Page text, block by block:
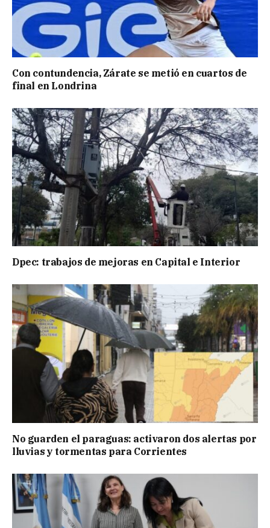
Con contundencia, Zárate se metió en cuartos de
final en Londrina
Dpec: trabajos de mejoras en Capital e Interior
No guarden el paraguas: activaron dos alertas por
lluvias y tormentas para Corrientes